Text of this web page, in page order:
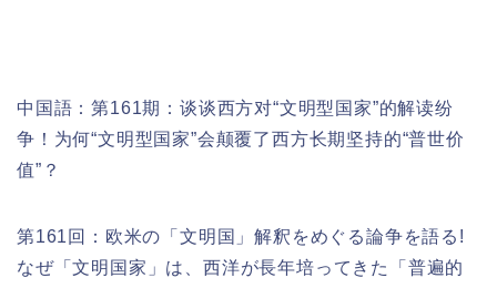
中国語：第161期：谈谈西方对“文明型国家”的解读纷
争！为何“文明型国家”会颠覆了西方长期坚持的“普世价
值”？
第161回：欧米の「文明国」解釈をめぐる論争を語る!
なぜ「文明国家」は、西洋が長年培ってきた「普遍的